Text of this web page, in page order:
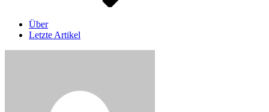
Über
Letzte Artikel